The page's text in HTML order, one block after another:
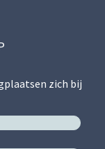
zich bij